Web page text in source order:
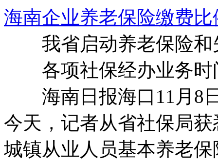
海南企业养老保险缴费
我省启动养老保险和
各项社保经办业务时
海南日报海口11月8日
今天，记者从省社保局
城镇从业人员基本养老